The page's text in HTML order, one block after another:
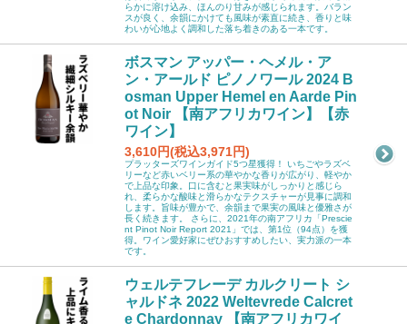
らかに溶け込み、ほんのり甘みが感じられます。バラン
スが良く、余韻にかけても風味が素直に続き、香りと味
わいが心地よく調和した落ち着きのある一本です。
ボスマン アッパー・ヘメル・ア
ン・アールド ピノノワール 2024 B
osman Upper Hemel en Aarde Pin
ot Noir 【南アフリカワイン】【赤
ワイン】
3,610円(税込3,971円)
プラッターズワインガイド5つ星獲得！ いちごやラズベ
リーなど赤いベリー系の華やかな香りが広がり、軽やか
で上品な印象。口に含むと果実味がしっかりと感じら
れ、柔らかな酸味と滑らかなテクスチャーが見事に調和
します。旨味が豊かで、余韻まで果実の風味と優雅さが
長く続きます。 さらに、2021年の南アフリカ「Prescie
nt Pinot Noir Report 2021」では、第1位（94点）を獲
得。ワイン愛好家にぜひおすすめしたい、実力派の一本
です。
ウェルテフレーデ カルクリート シ
ャルドネ 2022 Weltevrede Calcret
e Chardonnay 【南アフリカワイ